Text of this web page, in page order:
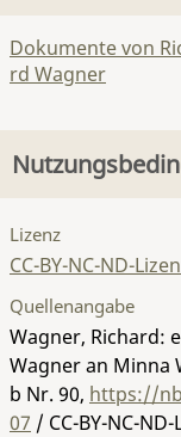
Dokumente von
rd Wagner
Lizenz
CC-BY-NC-ND-
Quellenangabe
Wagner, Richard:
Wagner an Minna
b Nr. 90, https://
07 / CC-BY-NC-